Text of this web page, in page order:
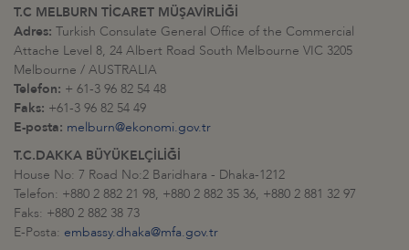
T.C MELBURN TİCARET MÜŞAVİRLİĞİ
Adres: Turkish Consulate General Office of the Commercial
Attache Level 8, 24 Albert Road South Melbourne VIC 3205
Melbourne / AUSTRALIA
Telefon: + 61-3 96 82 54 48
Faks: +61-3 96 82 54 49
E-posta: melburn@ekonomi.gov.tr
T.C.DAKKA BÜYÜKELÇİLİĞİ
House No: 7 Road No:2 Baridhara - Dhaka-1212
Telefon: +880 2 882 21 98, +880 2 882 35 36, +880 2 881 32 97
Faks: +880 2 882 38 73
E-Posta: embassy.dhaka@mfa.gov.tr